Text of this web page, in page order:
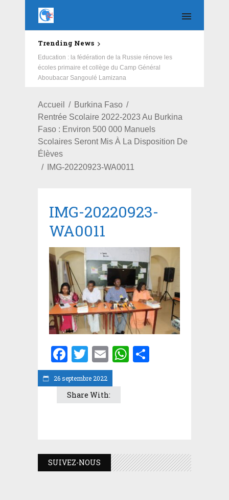
Trending News
Education : la fédération de la Russie rénove les
écoles primaire et collège du Camp Général
Aboubacar Sangoulé Lamizana
Accueil
Burkina Faso
Rentrée Scolaire 2022-2023 Au Burkina
Faso : Environ 500 000 Manuels
Scolaires Seront Mis À La Disposition De
Élèves
IMG-20220923-WA0011
26 septembre 2022
IMG-20220923-
WA0011
Facebook
Twitter
EmailWhatsApp
Share With:
SUIVEZ-NOUS